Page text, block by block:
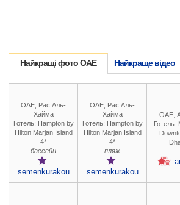
Найкращі фото ОАЕ Найкраще відео
ОАЕ, Рас Аль-
Хайма
Готель: Hampton by
Hilton Marjan Island
4*
бассейн
semenkurakou
ОАЕ, Рас Аль-
Хайма
Готель: Hampton by
Hilton Marjan Island
4*
пляж
semenkurakou
ОАЕ,
Готель: